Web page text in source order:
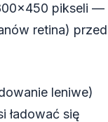
pikseli —
retina) przed
leniwe)
ładować się